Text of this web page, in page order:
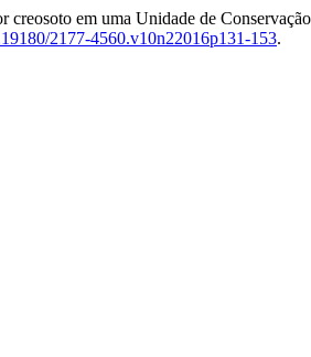
creosoto em uma Unidade de
2177-4560.v10n22016p131-153.